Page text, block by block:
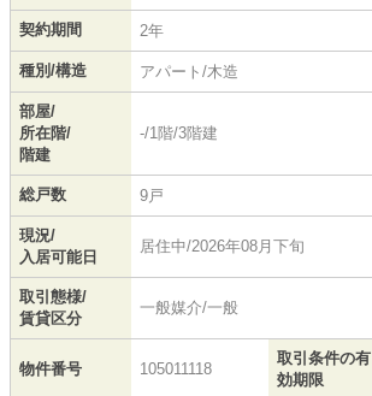
契約期間 2年
種別/構造 アパート/木造
部屋/
所在階/
階建
-/1階/3階建
総戸数 9戸
現況/
入居可能日
居住中/2026年08月下旬
取引態様/
賃貸区分
一般媒介/一般
物件番号 105011118
取引条件の有
効期限